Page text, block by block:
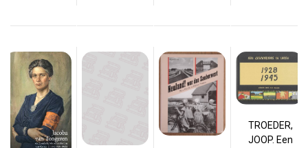
TROEDER,
JOOP. Een